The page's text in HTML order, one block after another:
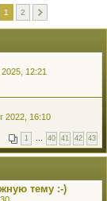
1 2
12:21
2022, 16:10
1 … 40 41 42 43
тему :-)